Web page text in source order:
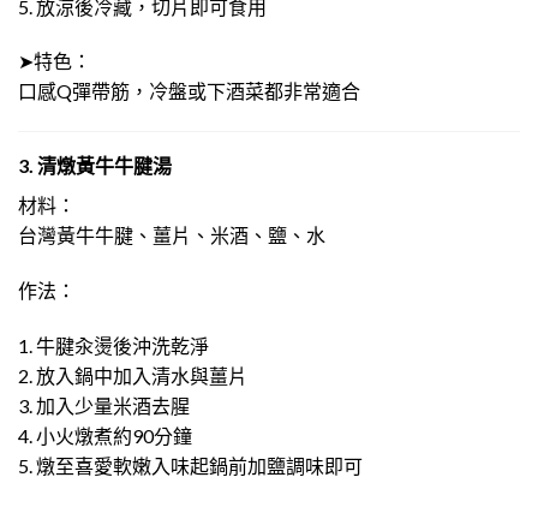
5. 放涼後冷藏，切片即可食用
➤特色：
口感Q彈帶筋，冷盤或下酒菜都非常適合
3. 清燉黃牛牛腱湯
材料：
台灣黃牛牛腱、薑片、米酒、鹽、水
作法：
1. 牛腱汆燙後沖洗乾淨
2. 放入鍋中加入清水與薑片
3. 加入少量米酒去腥
4. 小火燉煮約90分鐘
5. 燉至喜愛軟嫩入味起鍋前加鹽調味即可